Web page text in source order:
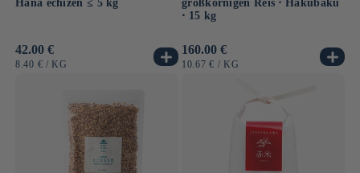
Hana échizen ≤ 5 kg
Normaler
Preis
42.00 €
GRUNDPREIS
8.40 € / PRO
KG
großkörnigen Reis ⋅ Hakubaku
⋅ 15 kg
Normaler
Preis
160.00 €
GRUNDPREIS
10.67 € / PRO
KG